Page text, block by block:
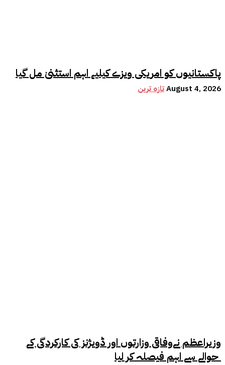
پاکستانیوں کو امریکی ویزے کیلیے اہم استثنیٰ مل گیا
تازہ ترینAugust 4, 2026
وزیراعظم نےوفاقی وزارتوں اور ڈویژنز کی کارکردگی کے
حوالے سے اہم فیصلہ کر لیا